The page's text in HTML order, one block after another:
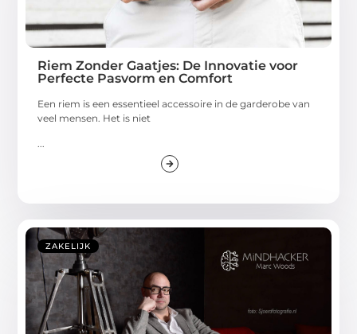
Riem Zonder Gaatjes: De Innovatie voor
Perfecte Pasvorm en Comfort
Een riem is een essentieel accessoire in de garderobe van
veel mensen. Het is niet
...
ZAKELIJK